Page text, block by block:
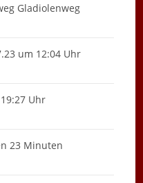
Gladiolenweg
um 12:04 Uhr
Uhr
23 Minuten